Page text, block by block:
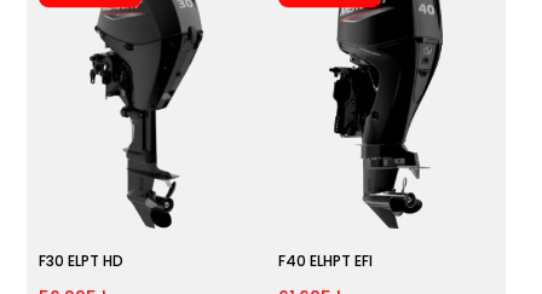
F30 ELPT HD F40 ELHPT EFI